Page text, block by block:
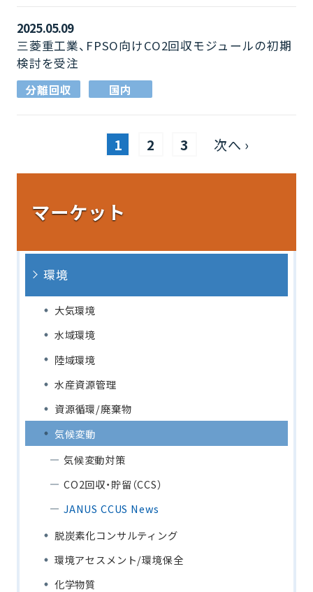
2025.05.09
三菱重工業、FPSO向けCO2回収モジュールの初期
検討を受注
分離回収 国内
1 2 3 次へ ›
マーケット
環境
大気環境
水域環境
陸域環境
水産資源管理
資源循環/廃棄物
気候変動
気候変動対策
CO2回収・貯留（CCS）
JANUS CCUS News
脱炭素化コンサルティング
環境アセスメント/環境保全
化学物質